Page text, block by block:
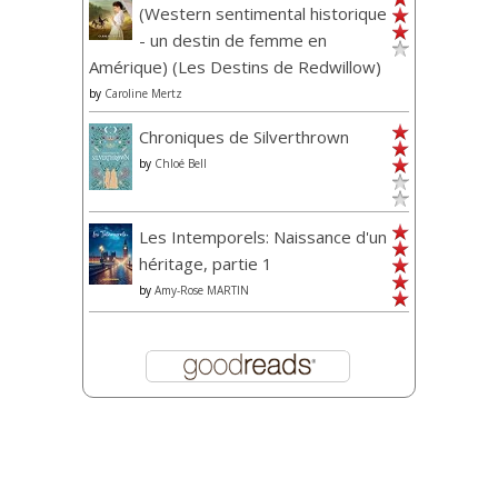
(Western sentimental historique
- un destin de femme en
Amérique) (Les Destins de Redwillow)
by Caroline Mertz
Chroniques de Silverthrown
by Chloé Bell
Les Intemporels: Naissance d'un
héritage, partie 1
by Amy-Rose MARTIN